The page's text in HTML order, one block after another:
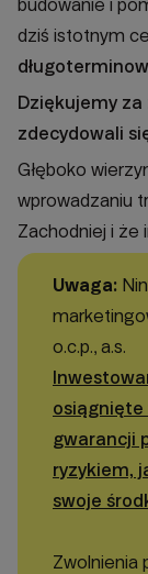
budowanie i
dziś istotnym
Dziękujemy
zdecydowali
Głęboko
wprowadzaniu
Zachodniej i że
Uwaga:
o.c.p., a.s.
osiągnięte
gwarancji
ryzykiem,
swoje
Zwolnienia